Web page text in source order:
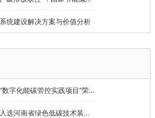
统建设解决方案与价值分析
喜报丨康派智能“数字化能碳管控实践项目”荣获第十一届“创客中国”郑州市分赛企业组优秀奖
喜报丨康派智能入选河南省绿色低碳技术装备应用典型案例